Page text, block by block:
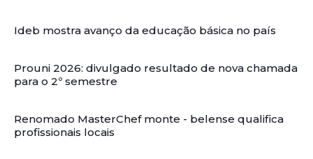
Ideb mostra avanço da educação básica no país
Prouni 2026: divulgado resultado de nova chamada
para o 2º semestre
Renomado MasterChef monte - belense qualifica
profissionais locais